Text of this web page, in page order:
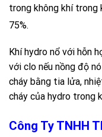
trong không khí trong
75%.
Khí hydro nổ với hỗn
với clo nếu nồng độ
cháy bằng tia lửa,
cháy của hydro trong
Công Ty TNHH